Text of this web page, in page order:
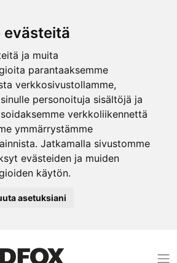
evästeitä
ja muita
parantaaksemme
verkkosivustollamme,
personoituja sisältöjä ja
verkkoliikennettä
ymmärrystämme
Jatkamalla sivustomme
evästeiden ja muiden
käytön.
asetuksiani